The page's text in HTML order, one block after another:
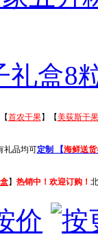
礼盒8
首农干果】【美荻斯干果
礼品均可定制 【海鲜送货
】 热销中！欢迎订购！